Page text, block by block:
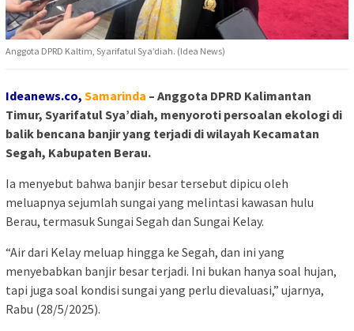
Anggota DPRD Kaltim, Syarifatul Sya’diah. (Idea News)
Ideanews.co, Samarinda – Anggota DPRD Kalimantan
Timur, Syarifatul Sya’diah, menyoroti persoalan ekologi di
balik bencana banjir yang terjadi di wilayah Kecamatan
Segah, Kabupaten Berau.
Ia menyebut bahwa banjir besar tersebut dipicu oleh
meluapnya sejumlah sungai yang melintasi kawasan hulu
Berau, termasuk Sungai Segah dan Sungai Kelay.
“Air dari Kelay meluap hingga ke Segah, dan ini yang
menyebabkan banjir besar terjadi. Ini bukan hanya soal hujan,
tapi juga soal kondisi sungai yang perlu dievaluasi,” ujarnya,
Rabu (28/5/2025).